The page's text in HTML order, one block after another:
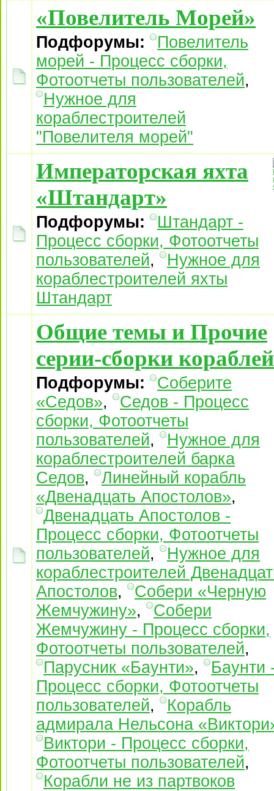
«Повелитель Морей»
Подфорумы:
Повелитель
морей - Процесс сборки,
Фотоотчеты пользователей,
Нужное для
кораблестроителей
"Повелителя морей"
Императорская яхта
«Штандарт»
Подфорумы:
Штандарт -
Процесс сборки, Фотоотчеты
пользователей,
Нужное для
кораблестроителей яхты
Штандарт
Общие темы и Прочие
серии-сборки кораблей
Подфорумы:
Соберите
«Седов»,
Седов - Процесс
сборки, Фотоотчеты
пользователей,
Нужное для
кораблестроителей барка
Седов,
Линейный корабль
«Двенадцать Апостолов»,
Двенадцать Апостолов -
Процесс сборки, Фотоотчеты
пользователей,
Нужное для
кораблестроителей
Апостолов,
Собери «Черную
Жемчужину»,
Собери
Жемчужину - Процесс сборки,
Фотоотчеты пользователей,
Парусник «Баунти»,
Баунти
Процесс сборки, Фотоотчеты
пользователей,
Корабль
адмирала Нельсона
Виктори - Процесс сборки,
Фотоотчеты пользователей,
Корабли не из партвоков